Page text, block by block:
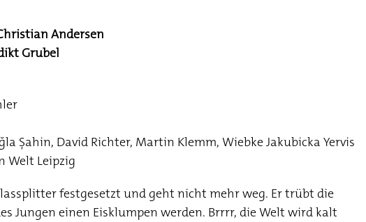
Andersen
Grubel
Şahin, David Richter, Martin Klemm, Wiebke Jakubicka Yervis
Welt Leipzig
festgesetzt und geht nicht mehr weg. Er trübt die
Jungen einen Eisklumpen werden. Brrrr, die Welt wird kalt